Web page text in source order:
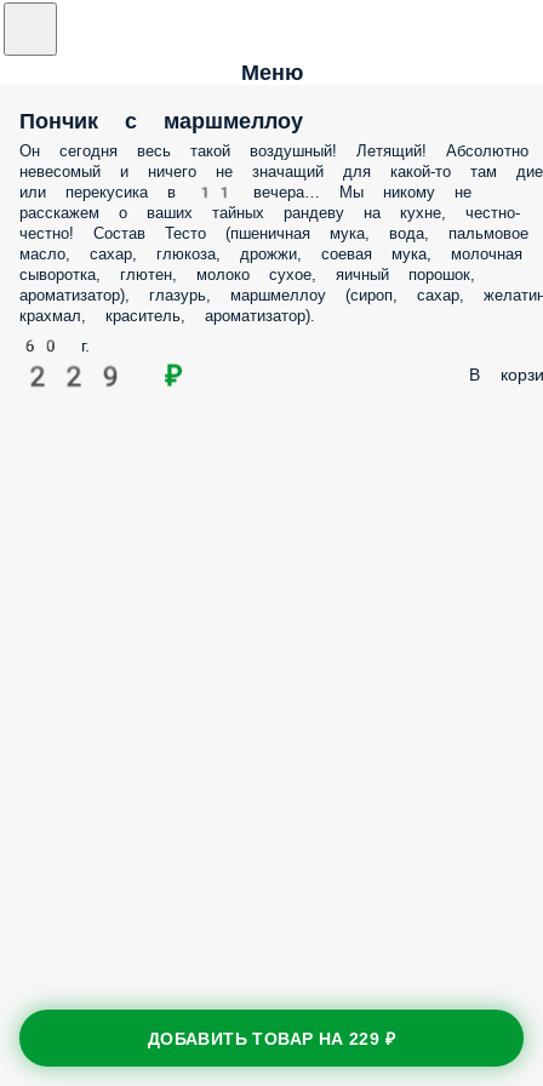
Меню
Пончик с маршмеллоу
Он сегодня весь такой воздушный! Летящий! Абсолютно
невесомый и ничего не значащий для какой-то там
или перекусика в 11 вечера… Мы никому не
расскажем о ваших тайных рандеву на кухне, честно-
честно! Состав Тесто (пшеничная мука, вода, пальмовое
масло, сахар, глюкоза, дрожжи, соевая мука, молочная
сыворотка, глютен, молоко сухое, яичный порошок,
ароматизатор), глазурь, маршмеллоу (сироп, сахар,
крахмал, краситель, ароматизатор).
60 г.
229 ₽ В
ДОБАВИТЬ ТОВАР НА229 ₽